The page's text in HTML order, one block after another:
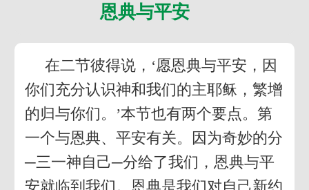
恩典与平安
在二节彼得说，‘愿恩典与平安，因
你们充分认识神和我们的主耶稣，繁增
的归与你们。’本节也有两个要点。第
一个与恩典、平安有关。因为奇妙的分
─三一神自己─分给了我们，恩典与平
安就临到我们。恩典是我们对自己新约